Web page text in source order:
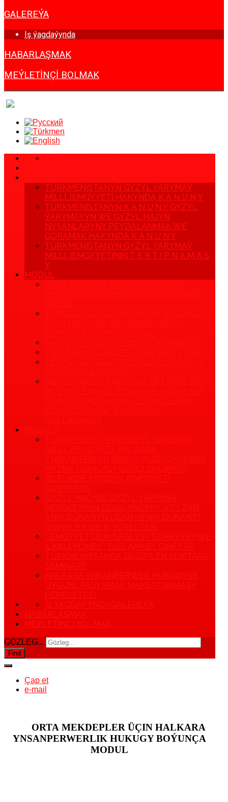
GALEREÝA
Iş ýagdaýynda
HABARLAŞMAK
MEÝLETINÇI BOLMAK
TÜRKMENISTANYŇ GYZYL ÝARYMAÝ
MILLI JEMGYÝETI HAKYNDA K A N U N Y
TÜRKMENISTANYŇ K A N U N Y GYZYL
ÝARYMAÝYŇ WE GYZYL HAJYŇ
NYŞANLARYNY PEÝDALANMAK WE
GORAMAK HAKYNDA K A N U N Y
TÜRKMENISTANYŇ GYZYL ÝARYMAÝ
MILLI JEMGYÝETINIŇ T E R T I P N A M A S
Y
MODUL
MEÝLETINÇI BOLMAK
GÖZLEG...
Find
Çap et
e-mail
ORTA MEKDEPLER ÜÇIN HALKARA
YNSANPERWERLIK HUKUGY BOÝUNÇA
MODUL